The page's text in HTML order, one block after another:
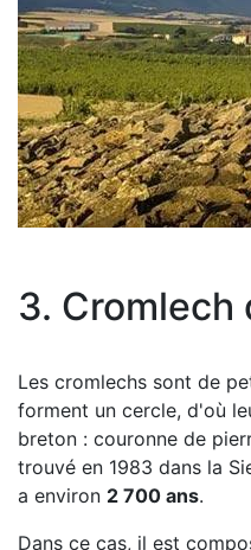
3. Cromlech
Les cromlechs sont de
forment un cercle, d'où
breton : couronne de
trouvé en 1983 dans la
a environ 2 700 ans.
Dans ce cas, il est